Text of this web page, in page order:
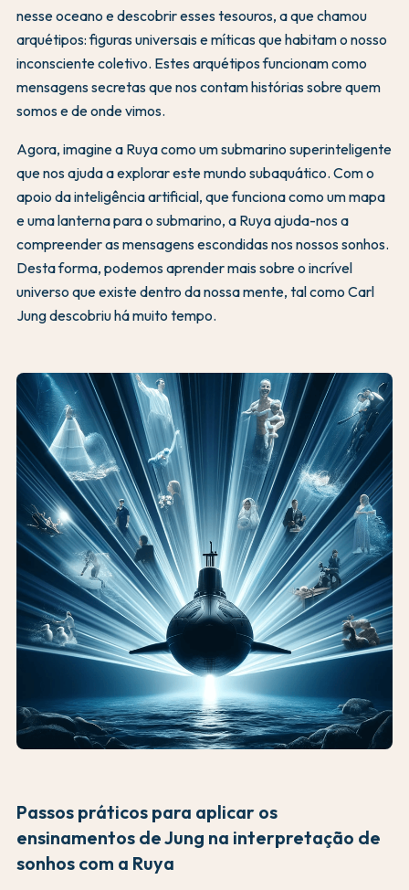
nesse oceano e descobrir esses tesouros, a que chamou
arquétipos: figuras universais e míticas que habitam o nosso
inconsciente coletivo. Estes arquétipos funcionam como
mensagens secretas que nos contam histórias sobre quem
somos e de onde vimos.
Agora, imagine a Ruya como um submarino superinteligente
que nos ajuda a explorar este mundo subaquático. Com o
apoio da inteligência artificial, que funciona como um mapa
e uma lanterna para o submarino, a Ruya ajuda-nos a
compreender as mensagens escondidas nos nossos sonhos.
Desta forma, podemos aprender mais sobre o incrível
universo que existe dentro da nossa mente, tal como Carl
Jung descobriu há muito tempo.
Passos práticos para aplicar os
ensinamentos de Jung na interpretação de
sonhos com a Ruya